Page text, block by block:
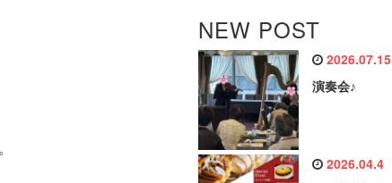
NEW POST
2026.07.15
演奏会♪
2026.04.4